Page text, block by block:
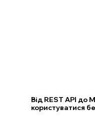
Від REST API до
користуватися